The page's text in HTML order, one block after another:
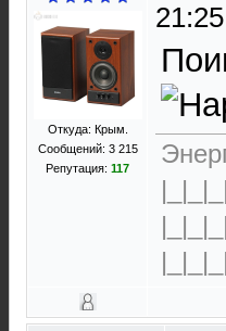
Откуда: Крым.
Сообщений: 3 215
Репутация: 117
21:25